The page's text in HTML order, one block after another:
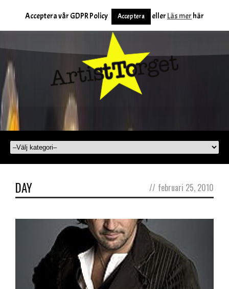
DAY // februari 25, 2010
Acceptera vår GDPR Policy Acceptera eller Läs mer här